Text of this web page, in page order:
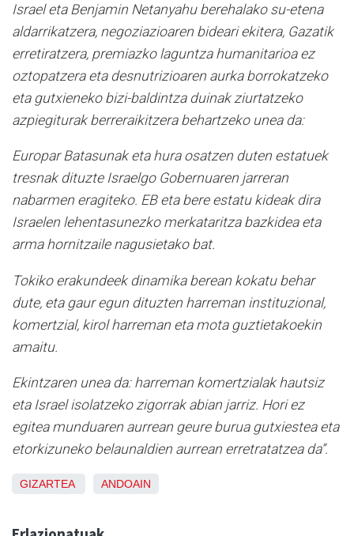
Israel eta Benjamin Netanyahu berehalako su-etena
aldarrikatzera, negoziazioaren bideari ekitera, Gazatik
erretiratzera, premiazko laguntza humanitarioa ez
oztopatzera eta desnutrizioaren aurka borrokatzeko
eta gutxieneko bizi-baldintza duinak ziurtatzeko
azpiegiturak berreraikitzera behartzeko unea da:
Europar Batasunak eta hura osatzen duten estatuek
tresnak dituzte Israelgo Gobernuaren jarreran
nabarmen eragiteko. EB eta bere estatu kideak dira
Israelen lehentasunezko merkataritza bazkidea eta
arma hornitzaile nagusietako bat.
Tokiko erakundeek dinamika berean kokatu behar
dute, eta gaur egun dituzten harreman instituzional,
komertzial, kirol harreman eta mota guztietakoekin
amaitu.
Ekintzaren unea da: harreman komertzialak hautsiz
eta Israel isolatzeko zigorrak abian jarriz. Hori ez
egitea munduaren aurrean geure burua gutxiestea eta
etorkizuneko belaunaldien aurrean erretratatzea da”.
GIZARTEA ANDOAIN